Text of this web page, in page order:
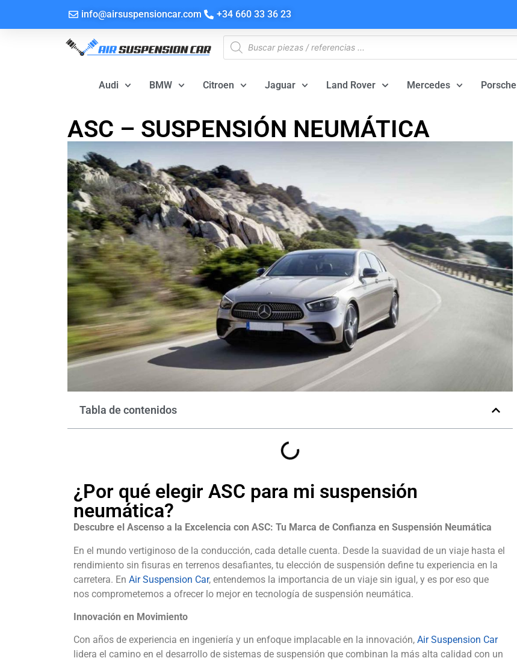
info@airsuspensioncar.com +34 660 33 36 23
Audi BMW Citroen Jaguar Land Rover Mercedes Porsche
ASC – SUSPENSIÓN NEUMÁTICA
Tabla de contenidos
¿Por qué elegir ASC para mi suspensión
neumática?
Descubre el Ascenso a la Excelencia con ASC: Tu Marca de Confianza en Suspensión Neumática
En el mundo vertiginoso de la conducción, cada detalle cuenta. Desde la suavidad de un viaje hasta el
rendimiento sin fisuras en terrenos desafiantes, tu elección de suspensión define tu experiencia en la
carretera. En Air Suspension Car, entendemos la importancia de un viaje sin igual, y es por eso que
nos comprometemos a ofrecer lo mejor en tecnología de suspensión neumática.
Innovación en Movimiento
Con años de experiencia en ingeniería y un enfoque implacable en la innovación, Air Suspension Car
lidera el camino en el desarrollo de sistemas de suspensión que combinan la más alta calidad con un